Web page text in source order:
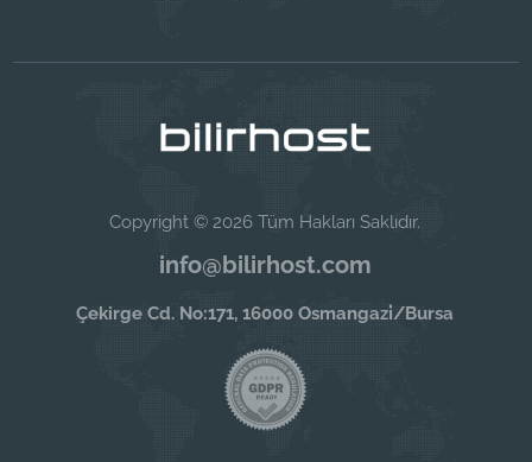
Copyright © 2026 Tüm Hakları Saklıdır.
info@bilirhost.com
Çekirge Cd. No:171, 16000 Osmangazi̇/Bursa